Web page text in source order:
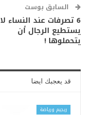
السابق بوست
6 تصرفات عند النساء لا
يستطيع الرجال أن
يتحملوها !
قد يعجبك ايضا
ريجيم ورياضة